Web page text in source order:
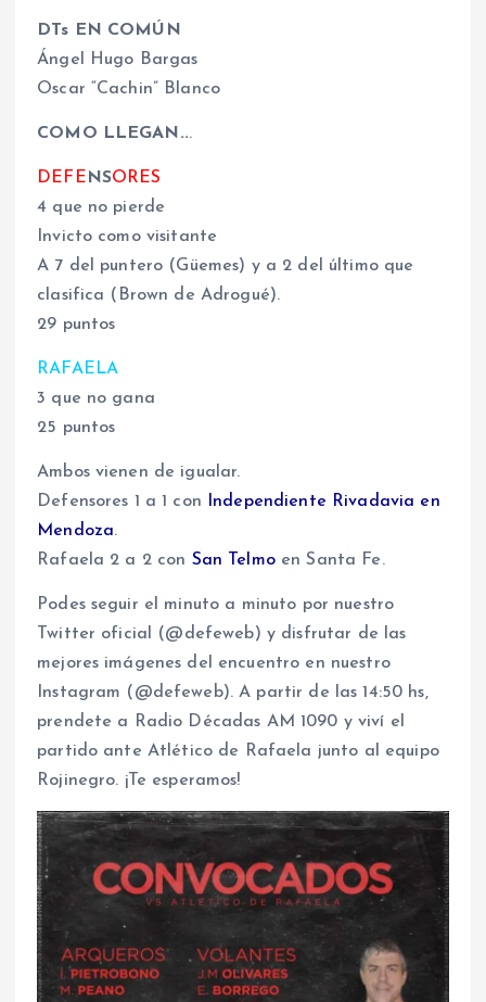
DTs EN COMÚN
Ángel Hugo Bargas
Oscar “Cachin” Blanco
COMO LLEGAN...
DEFE NSORES
4 que no pierde
Invicto como visitante
A 7 del puntero (Güemes) y a 2 del último que
clasifica (Brown de Adrogué).
29 puntos
RAFAELA
3 que no gana
25 puntos
Ambos vienen de igualar.
Defensores 1 a 1 con
Independiente Rivadavia en
Mendoza.
Rafaela 2 a 2 con San Telmoen Santa Fe.
Podes seguir el minuto a minuto por nuestro
Twitter oficial (@defeweb) y disfrutar de las
mejores imágenes del encuentro en nuestro
Instagram (@defeweb). A partir de las 14:50 hs,
prendete a Radio Décadas AM 1090 y viví el
partido ante Atlético de Rafaela junto al equipo
Rojinegro. ¡Te esperamos!